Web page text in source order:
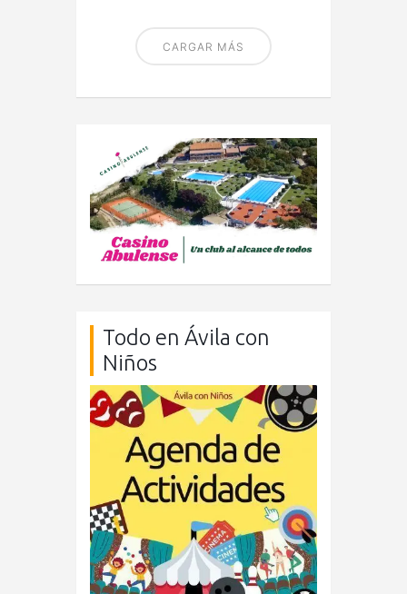
CARGAR MÁS
Todo en Ávila con
Niños